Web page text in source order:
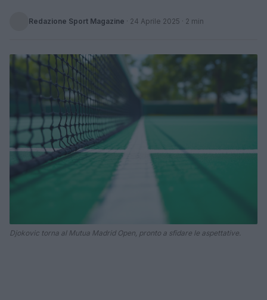
Redazione Sport Magazine · 24 Aprile 2025 · 2 min
Djokovic torna al Mutua Madrid Open, pronto a sfidare le aspettative.